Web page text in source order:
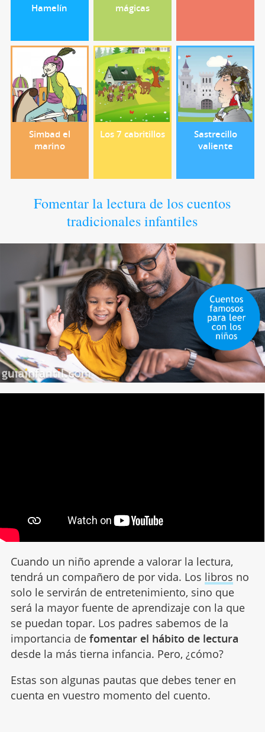
Hamelín
mágicas
Simbad el
marino
Los 7 cabritillos
Sastrecillo
valiente
Fomentar la lectura de los cuentos
tradicionales infantiles
Cuando un niño aprende a valorar la lectura,
tendrá un compañero de por vida. Los libros no
solo le servirán de entretenimiento, sino que
será la mayor fuente de aprendizaje con la que
se puedan topar. Los padres sabemos de la
importancia de fomentar el hábito de lectura
desde la más tierna infancia. Pero, ¿cómo?
Estas son algunas pautas que debes tener en
cuenta en vuestro momento del cuento.